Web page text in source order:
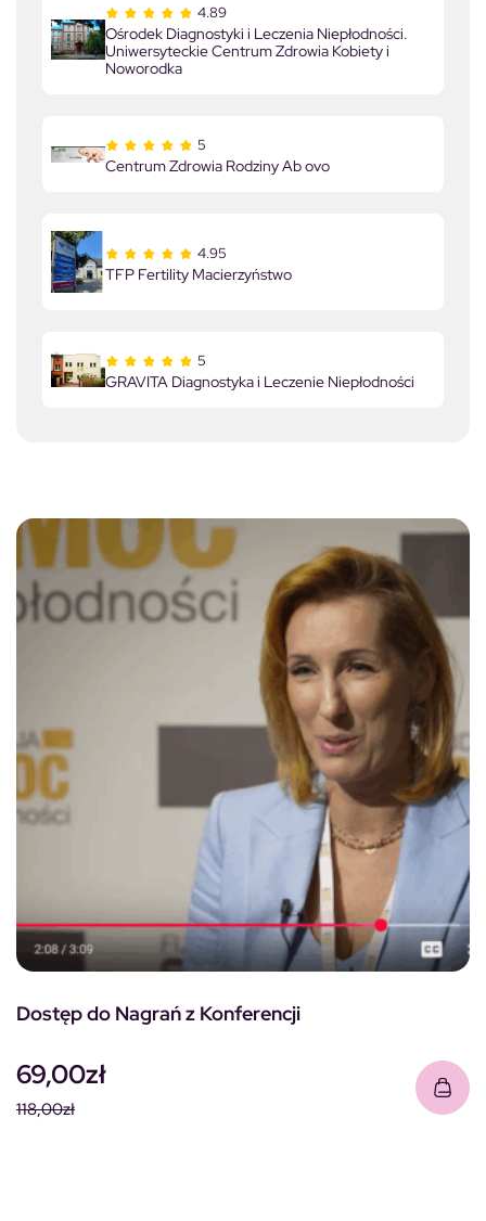
4.89
Ośrodek Diagnostyki i Leczenia Niepłodności.
Uniwersyteckie Centrum Zdrowia Kobiety i
Noworodka
5
Centrum Zdrowia Rodziny Ab ovo
4.95
TFP Fertility Macierzyństwo
5
GRAVITA Diagnostyka i Leczenie Niepłodności
Dostęp do Nagrań z Konferencji
118,00zł
69,00zł